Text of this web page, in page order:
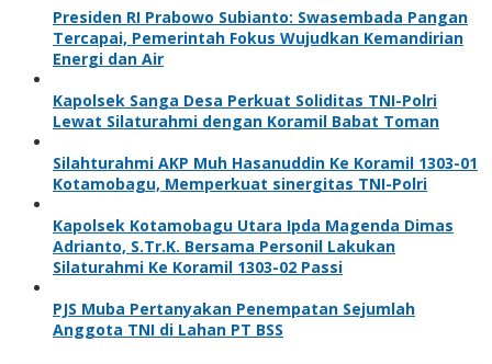
Presiden RI Prabowo Subianto: Swasembada Pangan
Tercapai, Pemerintah Fokus Wujudkan Kemandirian
Energi dan Air
Kapolsek Sanga Desa Perkuat Soliditas TNI-Polri
Lewat Silaturahmi dengan Koramil Babat Toman
Silahturahmi AKP Muh Hasanuddin Ke Koramil 1303-01
Kotamobagu, Memperkuat sinergitas TNI-Polri
Kapolsek Kotamobagu Utara Ipda Magenda Dimas
Adrianto, S.Tr.K. Bersama Personil Lakukan
Silaturahmi Ke Koramil 1303-02 Passi
PJS Muba Pertanyakan Penempatan Sejumlah
Anggota TNI di Lahan PT BSS